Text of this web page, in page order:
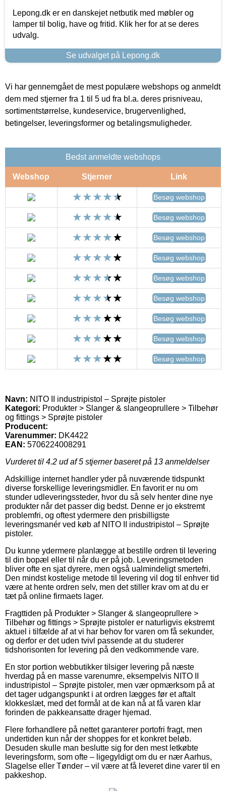
Lepong.dk er en danskejet netbutik med møbler og
lamper til bolig, have og fritid. Klik her for at se deres
udvalg.
Se udvalget på Lepong.dk
Vi har gennemgået de mest populære webshops og anmeldt
dem med stjerner fra 1 til 5 ud fra bl.a. deres prisniveau,
sortimentstørrelse, kundeservice, brugervenlighed,
betingelser, leveringsformer og betalingsmuligheder.
Bedst anmeldte webshops
Webshop Stjerner Link
Besøg webshop
Besøg webshop
Besøg webshop
Besøg webshop
Besøg webshop
Besøg webshop
Besøg webshop
Besøg webshop
Besøg webshop
Navn: NITO II industripistol – Sprøjte pistoler
Kategori: Produkter > Slanger & slangeoprullere > Tilbehør
og fittings > Sprøjte pistoler
Producent:
Varenummer: DK4422
EAN: 5706224008291
Vurderet til 4.2 ud af 5 stjerner baseret på 13 anmeldelser
Adskillige internet handler yder på nuværende tidspunkt
diverse forskellige leveringsmidler. En favorit er nu om
stunder udleveringssteder, hvor du så selv henter dine nye
produkter når det passer dig bedst. Denne er jo ekstremt
problemfri, og oftest ydermere den prisbilligste
leveringsmanér ved køb af NITO II industripistol – Sprøjte
pistoler.
Du kunne ydermere planlægge at bestille ordren til levering
til din bopæl eller til når du er på job. Leveringsmetoden
bliver ofte en sjat dyrere, men også ualmindeligt smertefri.
Den mindst kostelige metode til levering vil dog til enhver tid
være at hente ordren selv, men det stiller krav om at du er
tæt på online firmaets lager.
Fragttiden på Produkter > Slanger & slangeoprullere >
Tilbehør og fittings > Sprøjte pistoler er naturligvis ekstremt
aktuel i tilfælde af at vi har behov for varen om få sekunder,
og derfor er det uden tvivl passende at du studerer
tidshorisonten for levering på den vedkommende vare.
En stor portion webbutikker tilsiger levering på næste
hverdag på en masse varenumre, eksempelvis NITO II
industripistol – Sprøjte pistoler, men vær opmærksom på at
det tager udgangspunkt i at ordren lægges før et aftalt
klokkeslæt, med det formål at de kan nå at få varen klar
forinden de pakkeansatte drager hjemad.
Flere forhandlere på nettet garanterer portofri fragt, men
undertiden kun når der shoppes for et konkret beløb.
Desuden skulle man beslutte sig for den mest letkøbte
leveringsform, som ofte – ligegyldigt om du er nær Aarhus,
Slagelse eller Tønder – vil være at få leveret dine varer til en
pakkeshop.